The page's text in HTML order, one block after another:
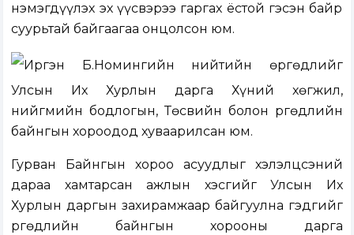
нэмэгдүүлэх эх үүсвэрээ гаргах ёстой гэсэн байр
суурьтай байгаагаа онцолсон юм.
Иргэн Б.Номингийн нийтийн өргөдлийг
Улсын Их Хурлын дарга Хүний хөгжил,
нийгмийн бодлогын, Төсвийн болон Өргөдлийн
байнгын хороодод хуваарилсан юм.
Гурван Байнгын хороо асуудлыг хэлэлцсэний
дараа хамтарсан ажлын хэсгийг Улсын Их
Хурлын даргын захирамжаар байгуулна гэдгийг
Өргөдлийн байнгын хорооны дарга